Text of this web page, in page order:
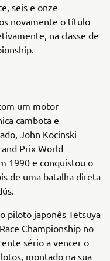
seis e onze
novamente o título
na classe de
um motor
cambota e
John Kocinski
Prix World
1990 e conquistou o
de uma batalha direta
piloto japonês Tetsuya
Championship no
sério a vencer o
montado na sua